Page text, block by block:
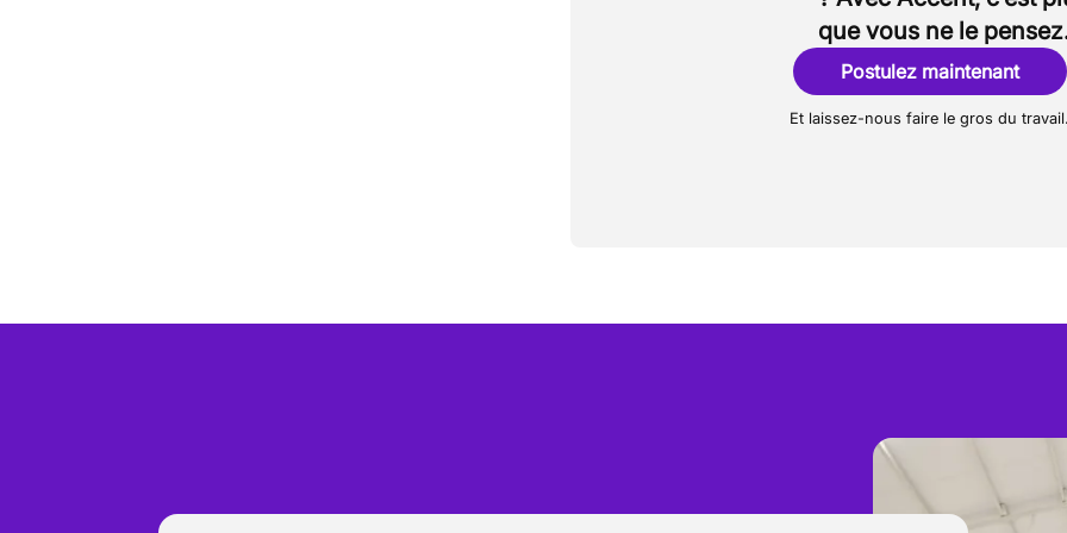
que vous ne le
Postulez maintenant
Et laissez-nous faire le gros du